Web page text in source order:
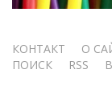
Меню
КОНТАКТ О
ПОИСК
RSS